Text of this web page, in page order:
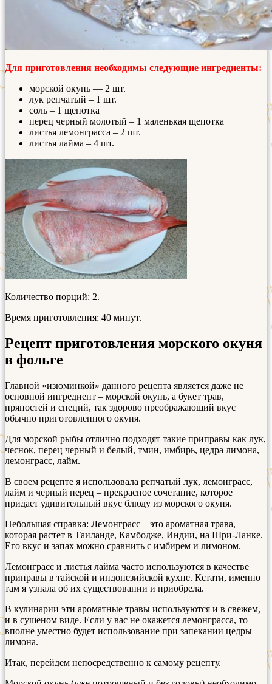
Для приготовления необходимы следующие ингредиенты:
морской окунь — 2 шт.
лук репчатый – 1 шт.
соль – 1 щепотка
перец черный молотый – 1 маленькая щепотка
листья лемонграсса – 2 шт.
листья лайма – 4 шт.
Количество порций: 2.
Время приготовления: 40 минут.
Рецепт приготовления морского окуня
в фольге
Главной «изюминкой» данного рецепта является даже не
основной ингредиент – морской окунь, а букет трав,
пряностей и специй, так здорово преображающий вкус
обычно приготовленного окуня.
Для морской рыбы отлично подходят такие приправы как лук,
чеснок, перец черный и белый, тмин, имбирь, цедра лимона,
лемонграсс, лайм.
В своем рецепте я использовала репчатый лук, лемонграсс,
лайм и черный перец – прекрасное сочетание, которое
придает удивительный вкус блюду из морского окуня.
Небольшая справка: Лемонграсс – это ароматная трава,
которая растет в Таиланде, Камбодже, Индии, на Шри-Ланке.
Его вкус и запах можно сравнить с имбирем и лимоном.
Лемонграсс и листья лайма часто используются в качестве
приправы в тайской и индонезийской кухне. Кстати, именно
там я узнала об их существовании и приобрела.
В кулинарии эти ароматные травы используются и в свежем,
и в сушеном виде. Если у вас не окажется лемонграсса, то
вполне уместно будет использование при запекании цедры
лимона.
Итак, перейдем непосредственно к самому рецепту.